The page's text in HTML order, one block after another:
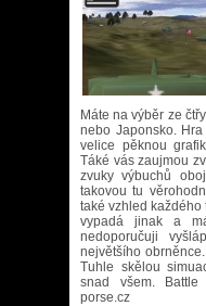
Máte na výběr ze
nebo Japonsko.
velice pěknou
Táké vás zaujmou
zvuky výbuchů
takovou tu
také vzhled každého
vypadá jinak a
nedoporučuji
největšího
Tuhle skělou
snad všem.
porse.cz